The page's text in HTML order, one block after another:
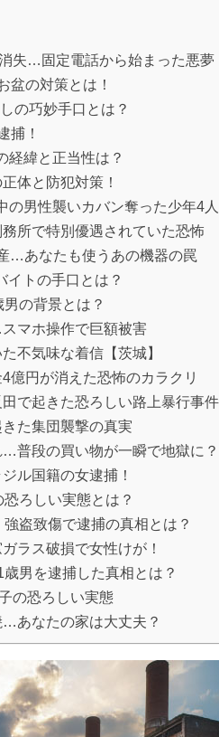
失…固定電話から始まった悪夢
盆の対策とは！
の巧妙手口とは？
捕！
経緯と正当性は？
体と防犯対策！
の男性襲いカバン奪った少年4
所で特別優遇されていた恐怖
…あなたも使うあの機器の罠
イトの手口とは？
の背景とは？
マホ操作で巨額被害
不気味な着信【茨城】
億円が消えた恐怖のカラクリ
で起きた恐ろしい路上暴行事件
た集団襲撃の真実
普段の買い物が一瞬で地獄に？
ル国籍の女逮捕！
ろしい実態とは？
盗致傷で逮捕の真相とは？
ラス破損で女性けが！
男を逮捕した真相とは？
の恐ろしい実態
あなたの家は大丈夫？